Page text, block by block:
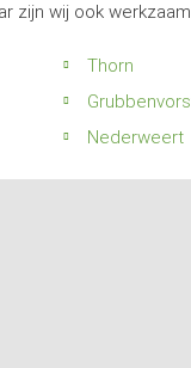
zijn wij ook
Thorn
Nederweert